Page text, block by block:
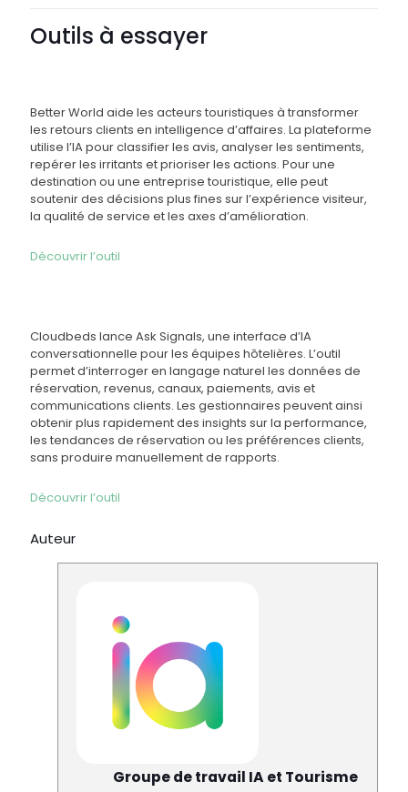
Outils à essayer
Better World aide les acteurs touristiques à transformer
les retours clients en intelligence d’affaires. La plateforme
utilise l’IA pour classifier les avis, analyser les sentiments,
repérer les irritants et prioriser les actions. Pour une
destination ou une entreprise touristique, elle peut
soutenir des décisions plus fines sur l’expérience visiteur,
la qualité de service et les axes d’amélioration.
Découvrir l’outil
Cloudbeds lance Ask Signals, une interface d’IA
conversationnelle pour les équipes hôtelières. L’outil
permet d’interroger en langage naturel les données de
réservation, revenus, canaux, paiements, avis et
communications clients. Les gestionnaires peuvent ainsi
obtenir plus rapidement des insights sur la performance,
les tendances de réservation ou les préférences clients,
sans produire manuellement de rapports.
Découvrir l’outil
Auteur
Groupe de travail IA et Tourisme